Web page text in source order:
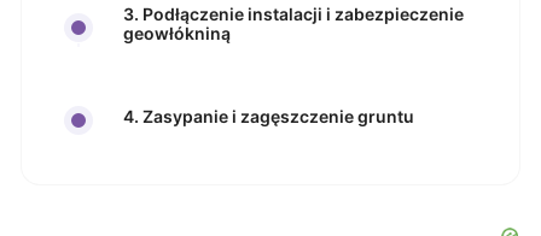
3. Podłączenie instalacji i zabezpieczenie
geowłókniną
4. Zasypanie i zagęszczenie gruntu